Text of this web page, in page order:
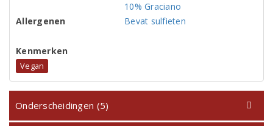
10% Graciano
Allergenen
Bevat sulfieten
Kenmerken
Vegan
Onderscheidingen (5)